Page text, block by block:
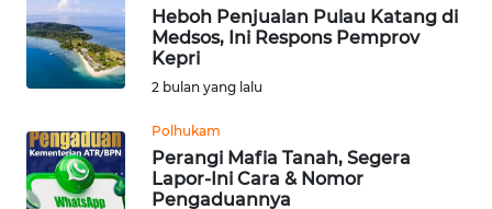
Heboh Penjualan Pulau Katang di
Medsos, Ini Respons Pemprov
Kepri
2 bulan yang lalu
Polhukam
Perangi Mafia Tanah, Segera
Lapor-Ini Cara & Nomor
Pengaduannya
JAMBI
WN
SULTRA
WN
NTB